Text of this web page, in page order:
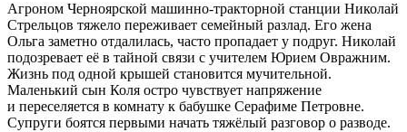
Агроном Черноярской машинно-тракторной станции Николай
Стрельцов тяжело переживает семейный разлад. Его жена
Ольга заметно отдалилась, часто пропадает у подруг. Николай
подозревает её в тайной связи с учителем Юрием Овражним.
Жизнь под одной крышей становится мучительной.
Маленький сын Коля остро чувствует напряжение
и переселяется в комнату к бабушке Серафиме Петровне.
Супруги боятся первыми начать тяжёлый разговор о разводе.